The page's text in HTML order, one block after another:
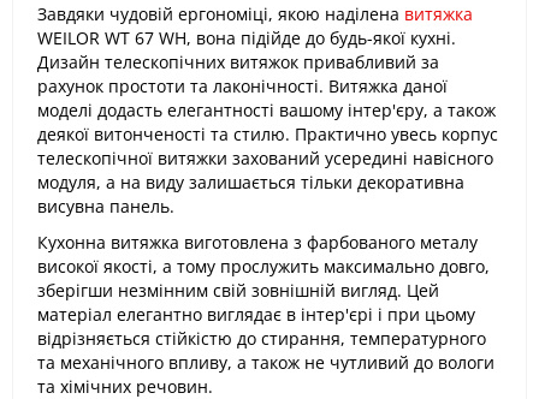
Завдяки чудовій ергономіці, якою наділена витяжка
WEILOR WT 67 WH, вона підійде до будь-якої кухні.
Дизайн телескопічних витяжок привабливий за
рахунок простоти та лаконічності. Витяжка даної
моделі додасть елегантності вашому інтер'єру, а також
деякої витонченості та стилю. Практично увесь корпус
телескопічної витяжки захований усередині навісного
модуля, а на виду залишається тільки декоративна
висувна панель.
Кухонна витяжка виготовлена з фарбованого металу
високої якості, а тому прослужить максимально довго,
зберігши незмінним свій зовнішній вигляд. Цей
матеріал елегантно виглядає в інтер'єрі і при цьому
відрізняється стійкістю до стирання, температурного
та механічного впливу, а також не чутливий до вологи
та хімічних речовин.